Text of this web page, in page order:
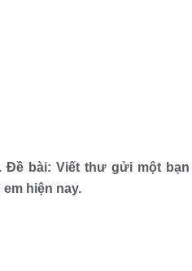
Đề bài: Viết thư gửi một
hiện nay.